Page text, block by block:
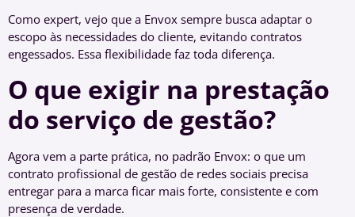
Como expert, vejo que a Envox sempre busca adaptar o
escopo às necessidades do cliente, evitando contratos
engessados. Essa flexibilidade faz toda diferença.
O que exigir na prestação
do serviço de gestão?
Agora vem a parte prática, no padrão Envox: o que um
contrato profissional de gestão de redes sociais precisa
entregar para a marca ficar mais forte, consistente e com
presença de verdade.